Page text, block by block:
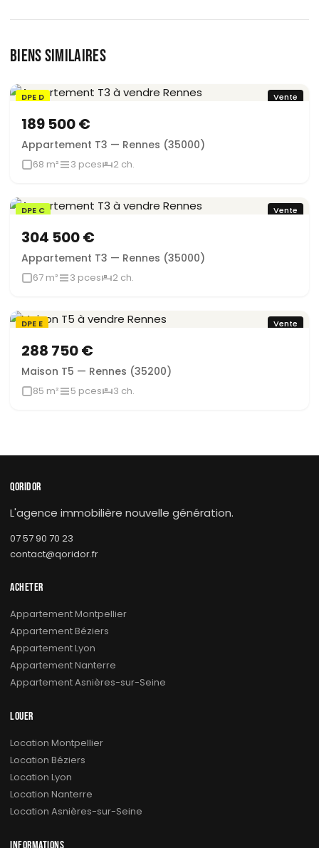
BIENS SIMILAIRES
DPE D Vente
189 500 €
Appartement T3 — Rennes (35000)
68 m² 3 pces 2 ch.
DPE C Vente
304 500 €
Appartement T3 — Rennes (35000)
67 m² 3 pces 2 ch.
DPE E Vente
288 750 €
Maison T5 — Rennes (35200)
85 m² 5 pces 3 ch.
QORIDOR
L'agence immobilière nouvelle génération.
07 57 90 70 23
contact@qoridor.fr
ACHETER
Appartement Montpellier
Appartement Béziers
Appartement Lyon
Appartement Nanterre
Appartement Asnières-sur-Seine
LOUER
Location Montpellier
Location Béziers
Location Lyon
Location Nanterre
Location Asnières-sur-Seine